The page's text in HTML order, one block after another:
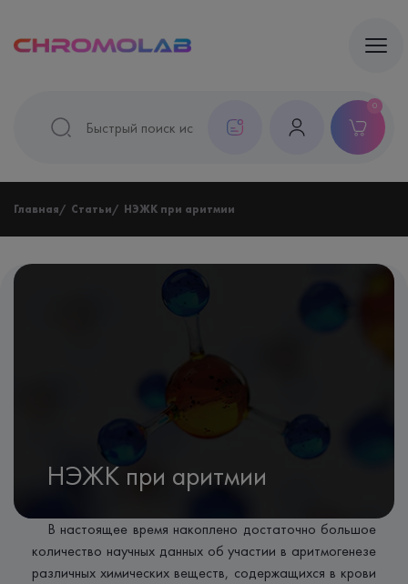
0
Главная Статьи НЭЖК при аритмии
НЭЖК при аритмии
В настоящее время накоплено достаточно большое
количество научных данных об участии в аритмогенезе
различных химических веществ, содержащихся в крови